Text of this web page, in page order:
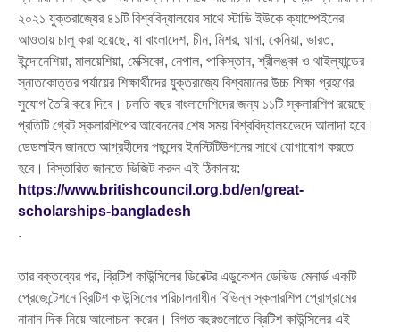
২০২১ যুক্তরাজ্যের ৪১টি বিশ্ববিদ্যালয়ের সাথে স্টাডি ইউকে ক্যাম্পেইনের
আওতায় চালু করা হয়েছে, যা বাংলাদেশ, চীন, মিশর, ঘানা, কেনিয়া, ভারত,
ইন্দোনেশিয়া, মালয়েশিয়া, মেক্সিকো, নেপাল, পাকিস্তান, শ্রীলঙ্কা ও থাইল্যান্ডের
স্নাতকোত্তর পর্যায়ের শিক্ষার্থীদের যুক্তরাজ্যে বিশ্বমানের উচ্চ শিক্ষা গ্রহণের
সুযোগ তৈরি করে দিবে। চলতি বছর বাংলাদেশিদের জন্য ১১টি স্কলারশিপ রয়েছে।
প্রতিটি গ্রেট স্কলারশিপের আবেদনের শেষ সময় বিশ্ববিদ্যালয়ভেদে আলাদা হবে।
ডেডলাইন জানতে আগ্রহীদের পছন্দের ইনস্টিটিউশনের সাথে যোগাযোগ করতে
হবে। বিস্তারিত জানতে ভিজিট করুন এই ঠিকানায়:
https://www.britishcouncil.org.bd/en/great-
scholarships-bangladesh
.
তার বক্তব্যের পর, ব্রিটিশ কাউন্সিলের ডিরেক্টর এডুকেশন ডেভিড মেনার্ড একটি
প্রেজেন্টেশনে ব্রিটিশ কাউন্সিলের পরিচালনাধীন বিভিন্ন স্কলারশিপ প্রোগ্রামের
নানান দিক নিয়ে আলোচনা করেন। বিগত বছরগুলোতে ব্রিটিশ কাউন্সিলের এই